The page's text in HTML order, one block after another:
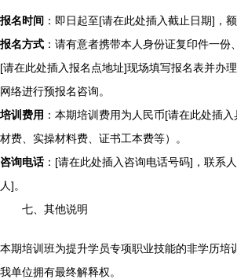
报名时间 ：即日起至[请在此处插入截止日期]，额
报名方式 ：请有意者携带本人身份证复印件一份
[请在此处插入报名点地址]现场填写报名表并办
网络进行预报名咨询。
培训费用 ：本期培训费用为人民币[请在此处插
材费、实操材料费、证书工本费等）。
咨询电话：[请在此处插入咨询电话号码]，联系
人]。
七、其他说明
本期培训班为提升学员专项职业技能的非学历培
我单位拥有最终解释权。